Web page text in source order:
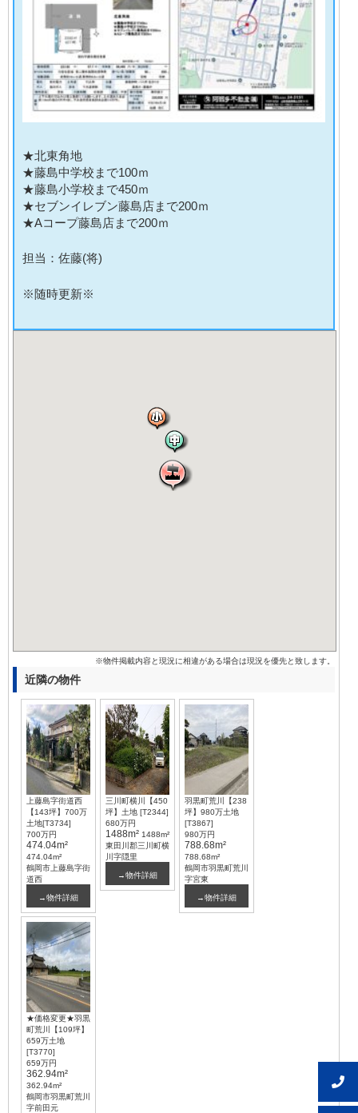
★北東角地
★藤島中学校まで100ｍ
★藤島小学校まで450ｍ
★セブンイレブン藤島店まで200ｍ
★Aコープ藤島店まで200ｍ
担当：佐藤(将)
※随時更新※
※物件掲載内容と現況に相違がある場合は現況を優先と致します。
近隣の物件
上藤島字街道西
【143坪】700万
土地[T3734]
700万円
474.04m²
474.04m²
鶴岡市上藤島字街
道西
→物件詳細
三川町横川【450
坪】土地 [T2344]
680万円
1488m² 1488m²
東田川郡三川町横
川字隠里
→物件詳細
羽黒町荒川【238
坪】980万土地
[T3867]
980万円
788.68m²
788.68m²
鶴岡市羽黒町荒川
字宮東
→物件詳細
★価格変更★羽黒
町荒川【109坪】
659万土地
[T3770]
659万円
362.94m²
362.94m²
鶴岡市羽黒町荒川
字前田元